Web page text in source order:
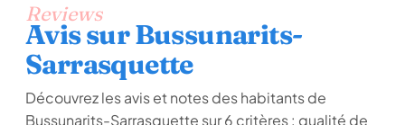
Reviews
Avis sur Bussunarits-
Sarrasquette
Découvrez les avis et notes des habitants de
Bussunarits-Sarrasquette sur 6 critères : qualité de